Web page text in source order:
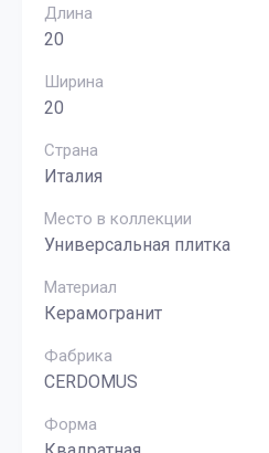
Длина
20
Ширина
20
Страна
Италия
Место в коллекции
Универсальная плитка
Материал
Керамогранит
Фабрика
CERDOMUS
Форма